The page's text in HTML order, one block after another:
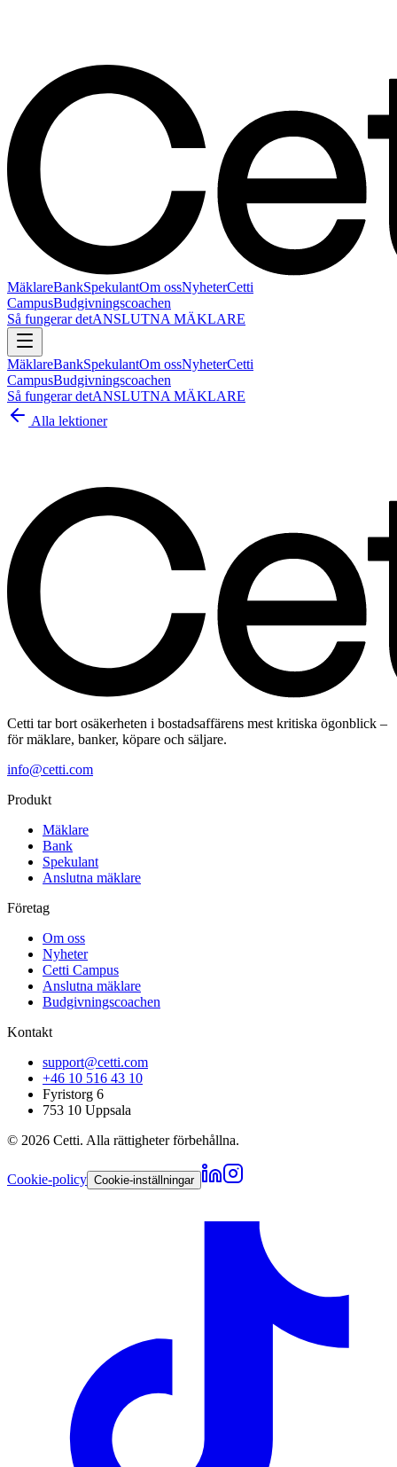
MäklareBankSpekulantOm ossNyheterCetti
CampusBudgivningscoachen
Så fungerar detANSLUTNA MÄKLARE
MäklareBankSpekulantOm ossNyheterCetti
CampusBudgivningscoachen
Så fungerar detANSLUTNA MÄKLARE
Alla lektioner
Cetti tar bort osäkerheten i bostadsaffärens mest kritiska ögonblick –
för mäklare, banker, köpare och säljare.
info@cetti.com
Produkt
Mäklare
Bank
Spekulant
Anslutna mäklare
Företag
Om oss
Nyheter
Cetti Campus
Anslutna mäklare
Budgivningscoachen
Kontakt
support@cetti.com
+46 10 516 43 10
Fyristorg 6
753 10 Uppsala
© 2026 Cetti. Alla rättigheter förbehållna.
Cookie-policy Cookie-inställningar